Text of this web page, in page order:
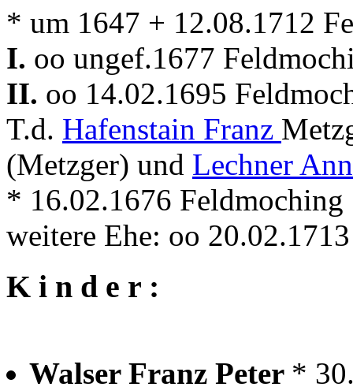
* um 1647 + 12.08.1712
I. oo ungef.1677
II. oo 14.02.1695
T.d. Hafenstain Franz
(Metzger) und Lechner
* 16.02.1676 Feldmoching
weitere Ehe: oo
K i n d e r :
Walser Franz Peter *